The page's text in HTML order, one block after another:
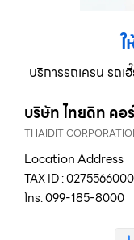
บริการรถเครน รถ
บริษัท ไทยดิท คอ
THAIDIT
Location Address
TAX ID :
โทร. 099-185-8000